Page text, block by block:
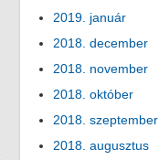
2019. január
2018. december
2018. november
2018. október
2018. szeptember
2018. augusztus